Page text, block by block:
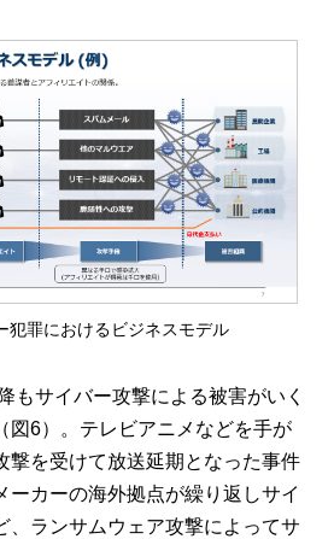
犯罪におけるビジネスモデル
もサイバー攻撃による被害がいく
図6）。テレビアニメなどを手が
撃を受けて放送延期となった事件
ーカーの海外拠点が繰り返しサイ
、ランサムウェア攻撃によってサ